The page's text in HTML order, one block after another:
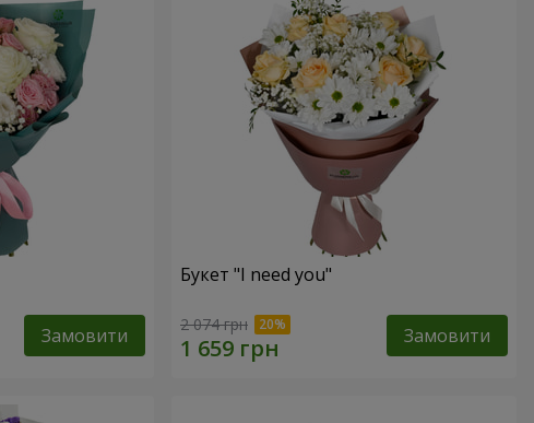
Замовити
Букет "I need you"
2 074 грн Замовити